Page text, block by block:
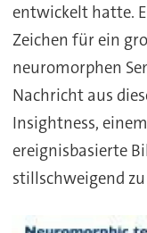
entwickelt hatte.
Zeichen für ein
neuromorphen
Nachricht aus
Insightness,
ereignisbasierte
stillschweigend